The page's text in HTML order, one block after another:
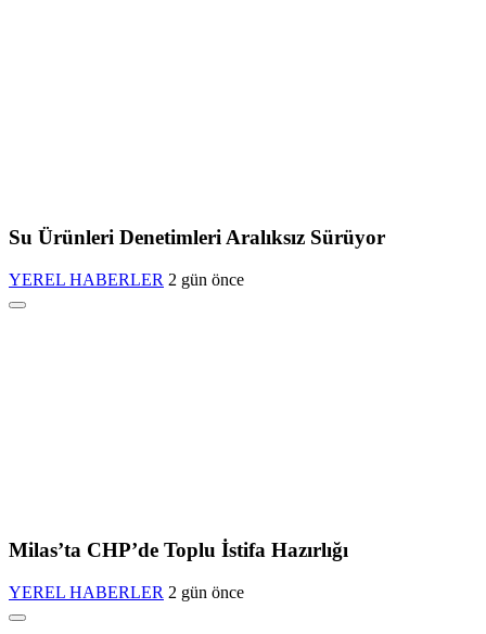
Su Ürünleri Denetimleri Aralıksız Sürüyor
YEREL HABERLER 2 gün önce
Milas’ta CHP’de Toplu İstifa Hazırlığı
YEREL HABERLER 2 gün önce